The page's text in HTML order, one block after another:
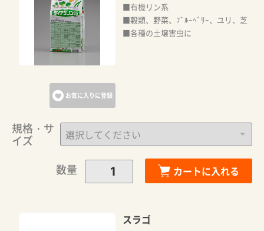
お気に入りに登録
■有機リン系
■穀類、野菜、ﾌﾞﾙｰﾍﾞﾘｰ、ユリ、芝
■各種の土壌害虫に
規格・サ
イズ
数量
カートに入れる
スラゴ